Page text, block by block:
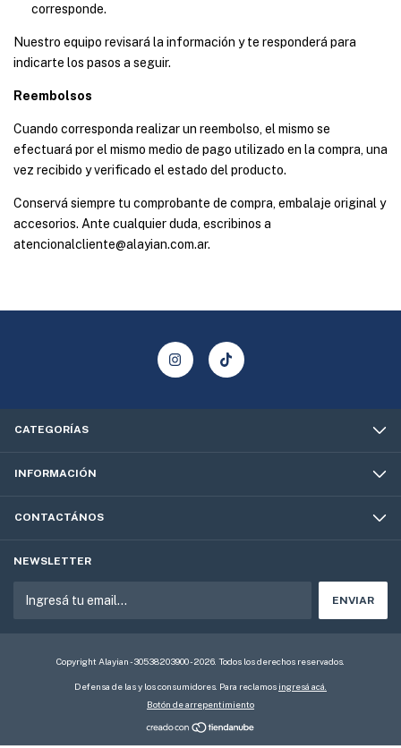
corresponde.
Nuestro equipo revisará la información y te responderá para
indicarte los pasos a seguir.
Reembolsos
Cuando corresponda realizar un reembolso, el mismo se
efectuará por el mismo medio de pago utilizado en la compra, una
vez recibido y verificado el estado del producto.
Conservá siempre tu comprobante de compra, embalaje original y
accesorios. Ante cualquier duda, escribinos a
atencionalcliente@alayian.com.ar.
CATEGORÍAS
INFORMACIÓN
CONTACTÁNOS
NEWSLETTER
Copyright Alayian - 30538203900 - 2026. Todos los derechos reservados.
Defensa de las y los consumidores. Para reclamos ingresá acá.
Botón de arrepentimiento